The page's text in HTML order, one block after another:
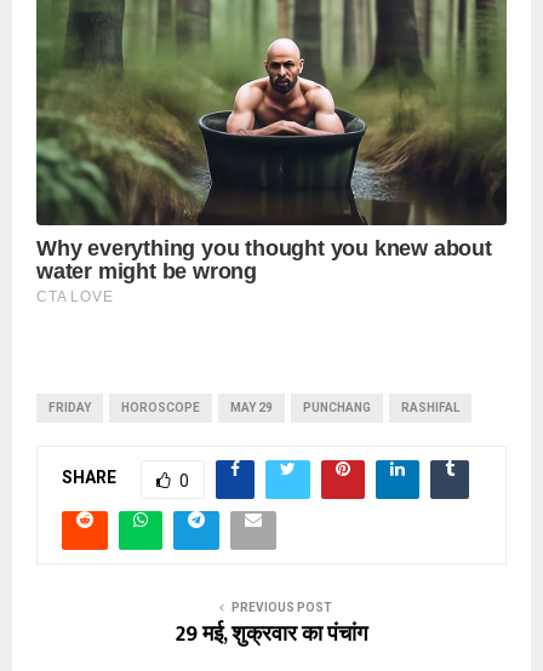
FRIDAY HOROSCOPE MAY 29 PUNCHANG RASHIFAL
SHARE 0
PREVIOUS POST
29 मई, शुक्रवार का पंचांग